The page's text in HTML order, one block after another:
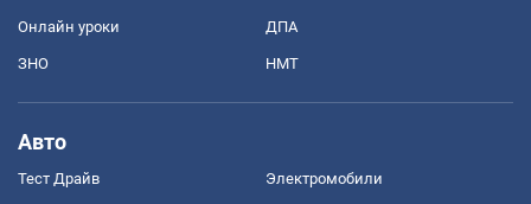
Онлайн уроки ДПА
ЗНО НМТ
Авто
Тест Драйв Электромобили